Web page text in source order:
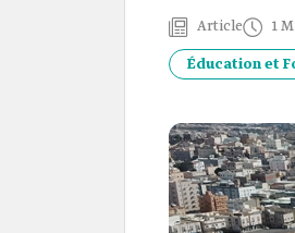
Article 1
Éducation et